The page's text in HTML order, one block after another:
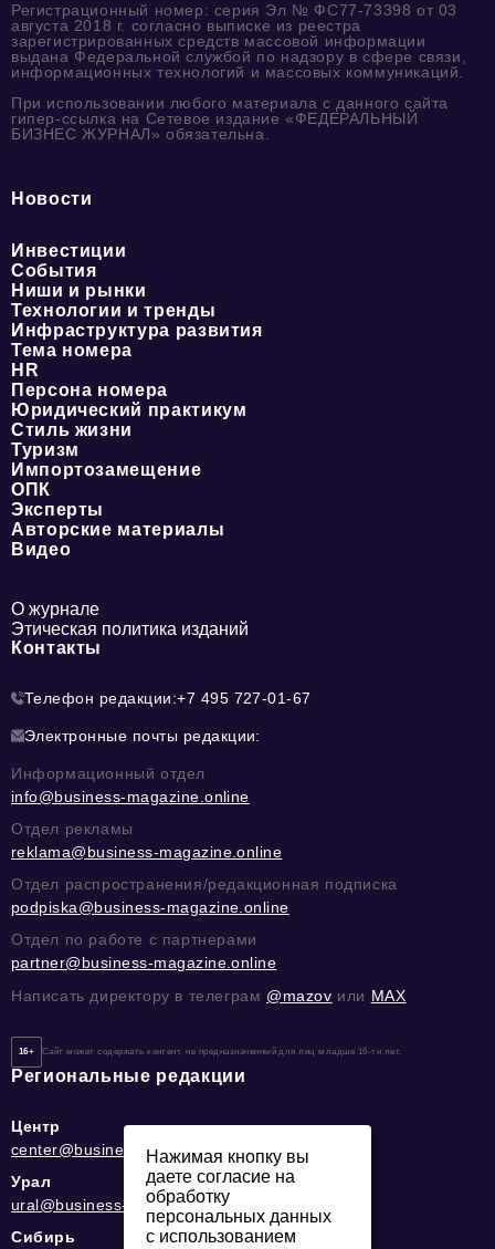
Регистрационный номер: серия Эл № ФС77-73398 от 03
августа 2018 г. согласно выписке из реестра
зарегистрированных средств массовой информации
выдана Федеральной службой по надзору в сфере связи,
информационных технологий и массовых коммуникаций.
При использовании любого материала с данного сайта
гипер-ссылка на Сетевое издание «ФЕДЕРАЛЬНЫЙ
БИЗНЕС ЖУРНАЛ» обязательна.
Новости
Инвестиции
События
Ниши и рынки
Технологии и тренды
Инфраструктура развития
Тема номера
HR
Персона номера
Юридический практикум
Стиль жизни
Туризм
Импортозамещение
ОПК
Эксперты
Авторские материалы
Видео
О журнале
Этическая политика изданий
Контакты
Телефон редакции:+7 495 727-01-67
Электронные почты редакции:
Информационный отдел
info@business-magazine.online
Отдел рекламы
reklama@business-magazine.online
Отдел распространения/редакционная подписка
podpiska@business-magazine.online
Отдел по работе с партнерами
partner@business-magazine.online
Написать директору в телеграм @mazov или MAX
16+ Сайт может содержать контент, не предназначенный для лиц младше 16-ти лет.
Региональные редакции
Центр
center@business-magazine.online
Урал
ural@business-magazine.online
Сибирь
Нажимая кнопку вы
даете согласие на
обработку
персональных данных
с использованием